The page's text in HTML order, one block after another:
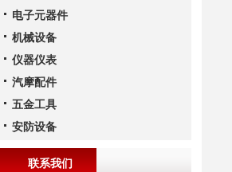
电子元器件
机械设备
仪器仪表
汽摩配件
五金工具
安防设备
联系我们